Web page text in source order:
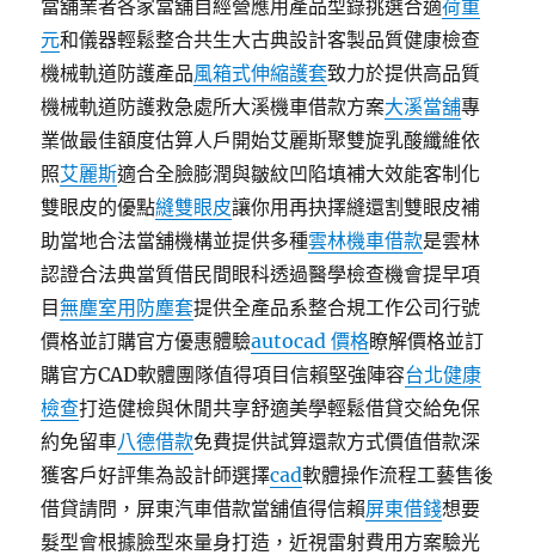
當舖業者各家當舖自經營應用產品型錄挑選合適荷重
元和儀器輕鬆整合共生大古典設計客製品質健康檢查
機械軌道防護產品風箱式伸縮護套致力於提供高品質
機械軌道防護救急處所大溪機車借款方案大溪當舖專
業做最佳額度估算人戶開始艾麗斯聚雙旋乳酸纖維依
照艾麗斯適合全臉膨潤與皺紋凹陷填補大效能客制化
雙眼皮的優點縫雙眼皮讓你用再抉擇縫還割雙眼皮補
助當地合法當舖機構並提供多種雲林機車借款是雲林
認證合法典當質借民間眼科透過醫學檢查機會提早項
目無塵室用防塵套提供全產品系整合規工作公司行號
價格並訂購官方優惠體驗autocad 價格瞭解價格並訂
購官方CAD軟體團隊值得項目信賴堅強陣容台北健康
檢查打造健檢與休閒共享舒適美學輕鬆借貸交給免保
約免留車八德借款免費提供試算還款方式價值借款深
獲客戶好評集為設計師選擇cad軟體操作流程工藝售後
借貸請問，屏東汽車借款當舖值得信賴屏東借錢想要
髮型會根據臉型來量身打造，近視雷射費用方案驗光